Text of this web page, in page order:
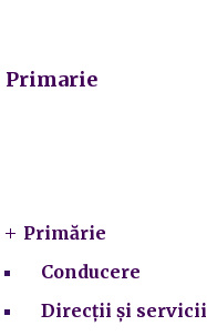
Primarie
Primărie
Conducere
Direcții și servicii